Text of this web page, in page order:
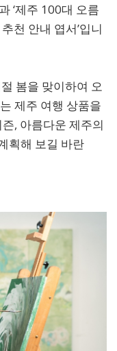
‘제주 100대 오름
천 안내 엽서’입니
봄을 맞이하여 오
제주 여행 상품을
, 아름다운 제주의
획해 보길 바란